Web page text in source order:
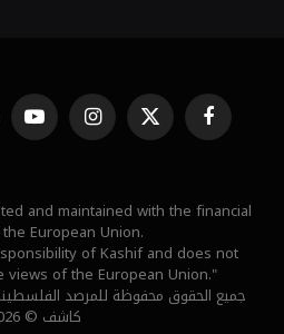
فيسبوك X
(Twitter)
الانستغرام
and maintained with the financial
European Union.
of Kashif and does not
views of the European Union."
جميع الحقوق محفوظة للمرصد
كاشف © 2026